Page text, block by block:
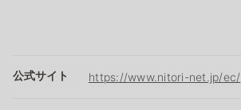
公式サイト https://www.nitori-net.jp/ec/